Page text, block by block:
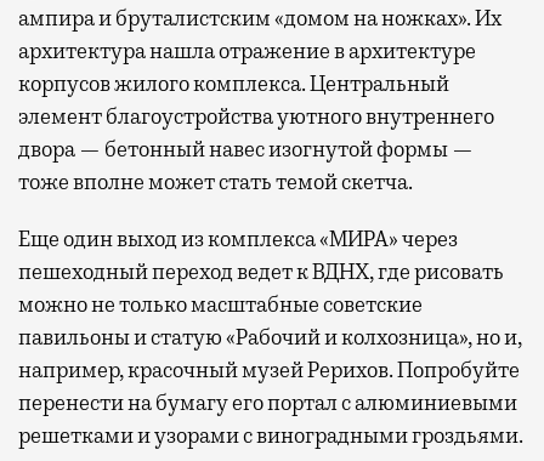
ампира и бруталистским «домом на ножках». Их
архитектура нашла отражение в архитектуре
корпусов жилого комплекса. Центральный
элемент благоустройства уютного внутреннего
двора — бетонный навес изогнутой формы —
тоже вполне может стать темой скетча.
Еще один выход из комплекса «МИРА» через
пешеходный переход ведет к ВДНХ, где рисовать
можно не только масштабные советские
павильоны и статую «Рабочий и колхозница», но и,
например, красочный музей Рерихов. Попробуйте
перенести на бумагу его портал с алюминиевыми
решетками и узорами с виноградными гроздьями.